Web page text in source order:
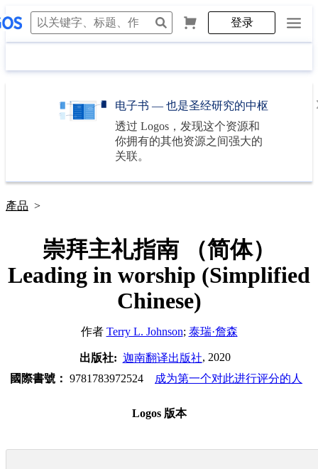
登录
电子书 — 也是圣经研究的中枢
透过 Logos ，发现这个资源和
你拥有的其他资源之间强大的
关联。
產品 >
崇拜主礼指南 （简体）
Leading in worship (Simplified
Chinese)
作者 Terry L. Johnson; 泰瑞·詹森
出版社: 迦南翻译出版社, 2020
國際書號： 9781783972524 成为第一个对此进行评分的人
Logos 版本